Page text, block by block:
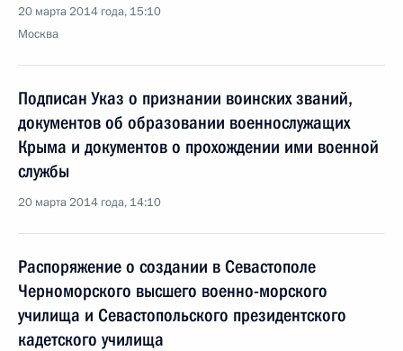
20 марта 2014 года, 15:10
Москва
Подписан Указ о признании воинских званий,
документов об образовании военнослужащих
Крыма и документов о прохождении ими военной
службы
20 марта 2014 года, 14:10
Распоряжение о создании в Севастополе
Черноморского высшего военно-морского
училища и Севастопольского президентского
кадетского училища